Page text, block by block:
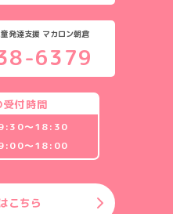
発達支援 マカロン朝倉
6379
受付時間
〜18:30
〜18:00
こちら